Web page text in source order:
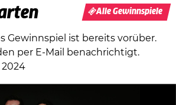
Alle Gewinnspiele
Gewinnspiel ist bereits vorüber.
per E-Mail benachrichtigt.
2024